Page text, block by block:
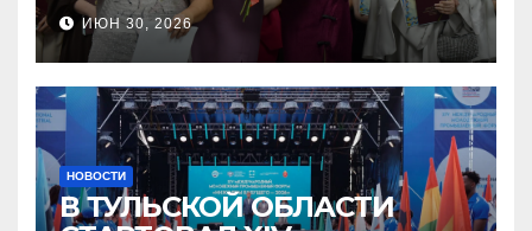
ИЮН 30, 2026
НОВОСТИ
В ТУЛЬСКОЙ ОБЛАСТИ